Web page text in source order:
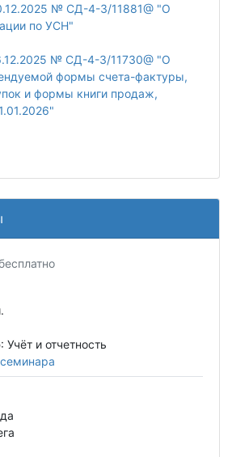
№ СД-4-3/11881@ "О
по УСН"
№ СД-4-3/11730@ "О
формы счета-фактуры,
и формы книги продаж,
: Учёт и отчетность